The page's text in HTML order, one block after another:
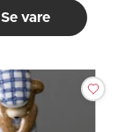
Se vare